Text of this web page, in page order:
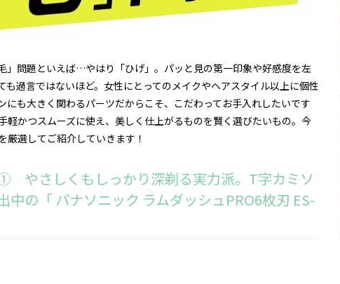
」問題といえば…やはり「ひげ」。パッと見の第一印象や好感度を左
も過言ではないほど。女性にとってのメイクやヘアスタイル以上に個性
にも大きく関わるパーツだからこそ、こだわってお手入れしたいです
軽かつスムーズに使え、美しく仕上がるものを賢く選びたいもの。今
厳選してご紹介していきます！
やさしくもしっかり深剃る実力派。T字カミソ
中の「 パナソニック ラムダッシュPRO6枚刃 ES-